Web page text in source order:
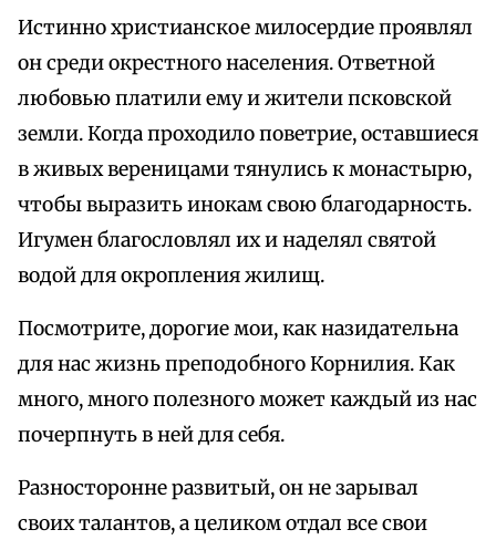
Истинно христианское милосердие проявлял
он среди окрестного населения. Ответной
любовью платили ему и жители псковской
земли. Когда проходило поветрие, оставшиеся
в живых вереницами тянулись к монастырю,
чтобы выразить инокам свою благодарность.
Игумен благословлял их и наделял святой
водой для окропления жилищ.
Посмотрите, дорогие мои, как назидательна
для нас жизнь преподобного Корнилия. Как
много, много полезного может каждый из нас
почерпнуть в ней для себя.
Разносторонне развитый, он не зарывал
своих талантов, а целиком отдал все свои